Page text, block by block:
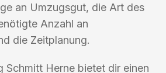
an Umzugsgut, die Art des
Anzahl an
die Zeitplanung.
Schmitt Herne bietet dir einen